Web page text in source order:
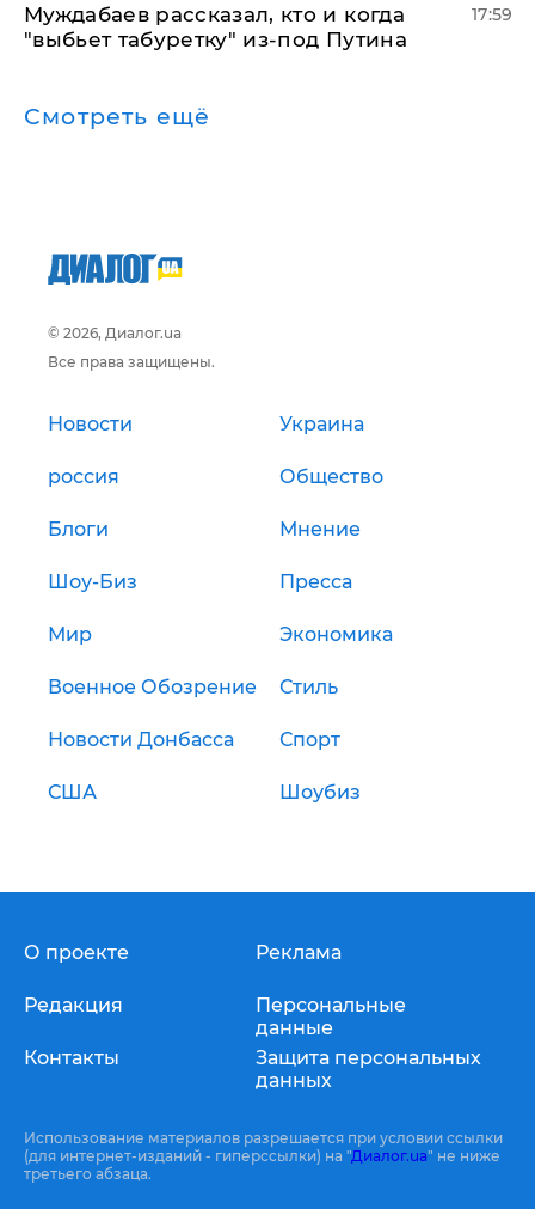
Муждабаев рассказал, кто и когда
"выбьет табуретку" из-под Путина
17:59
Смотреть ещё
© 2026, Диалог.ua
Все права защищены.
Новости Украина
россия Общество
Блоги Мнение
Шоу-Биз Пресса
Мир Экономика
Военное Обозрение Стиль
Новости Донбасса Спорт
США Шоубиз
О проекте
Редакция
Контакты
Реклама
Персональные
данные
Защита персональных
данных
Использование материалов разрешается при условии ссылки
(для интернет-изданий - гиперссылки) на "Диалог.ua" не ниже
третьего абзаца.